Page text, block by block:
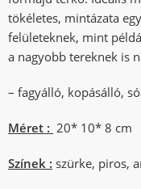
tökéletes, mintázata
felületeknek, mint
a nagyobb tereknek is
– fagyálló, kopásálló,
Méret : 20* 10* 8 cm
Színek : szürke, piros,